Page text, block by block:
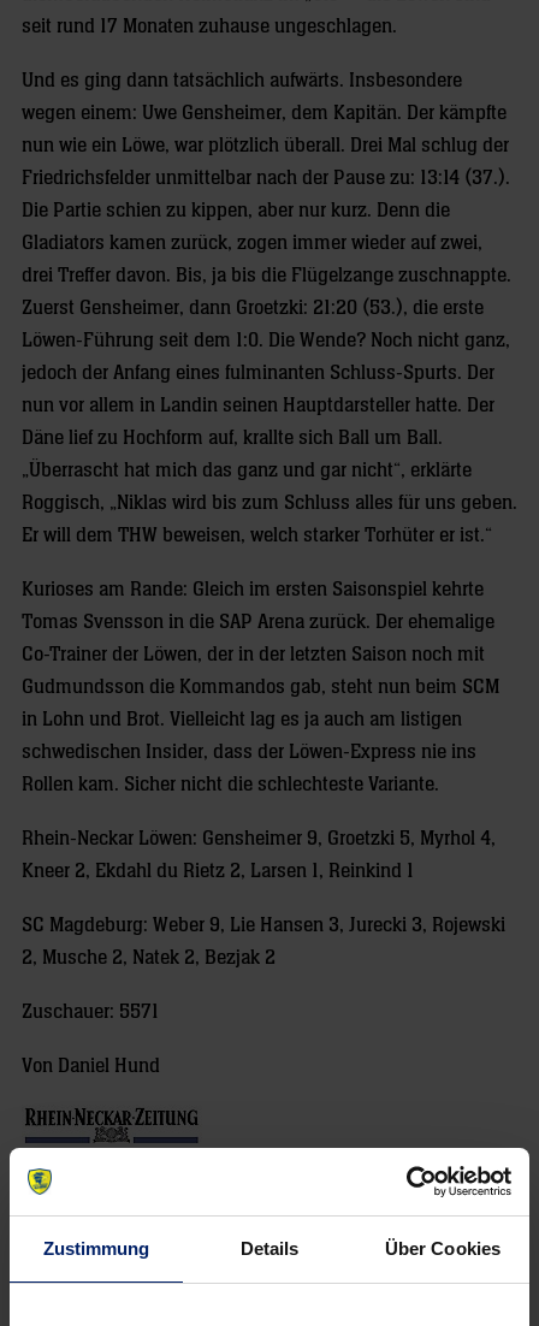
Zustimmung Details Über Cookies
seit rund 17 Monaten zuhause ungeschlagen.
Und es ging dann tatsächlich aufwärts. Insbesondere
wegen einem: Uwe Gensheimer, dem Kapitän. Der kämpfte
nun wie ein Löwe, war plötzlich überall. Drei Mal schlug der
Friedrichsfelder unmittelbar nach der Pause zu: 13:14 (37.).
Die Partie schien zu kippen, aber nur kurz. Denn die
Gladiators kamen zurück, zogen immer wieder auf zwei,
drei Treffer davon. Bis, ja bis die Flügelzange zuschnappte.
Zuerst Gensheimer, dann Groetzki: 21:20 (53.), die erste
Löwen-Führung seit dem 1:0. Die Wende? Noch nicht ganz,
jedoch der Anfang eines fulminanten Schluss-Spurts. Der
nun vor allem in Landin seinen Hauptdarsteller hatte. Der
Däne lief zu Hochform auf, krallte sich Ball um Ball.
„Überrascht hat mich das ganz und gar nicht“, erklärte
Roggisch, „Niklas wird bis zum Schluss alles für uns geben.
Er will dem THW beweisen, welch starker Torhüter er ist.“
Kurioses am Rande: Gleich im ersten Saisonspiel kehrte
Tomas Svensson in die SAP Arena zurück. Der ehemalige
Co-Trainer der Löwen, der in der letzten Saison noch mit
Gudmundsson die Kommandos gab, steht nun beim SCM
in Lohn und Brot. Vielleicht lag es ja auch am listigen
schwedischen Insider, dass der Löwen-Express nie ins
Rollen kam. Sicher nicht die schlechteste Variante.
Rhein-Neckar Löwen: Gensheimer 9, Groetzki 5, Myrhol 4,
Kneer 2, Ekdahl du Rietz 2, Larsen 1, Reinkind 1
SC Magdeburg: Weber 9, Lie Hansen 3, Jurecki 3, Rojewski
2, Musche 2, Natek 2, Bezjak 2
Zuschauer: 5571
Von Daniel Hund